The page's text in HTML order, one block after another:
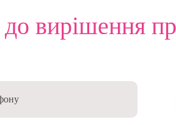
до вирішення